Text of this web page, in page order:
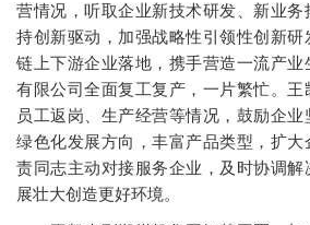
营情况，听取企业新技术研发、新业务
持创新驱动，加强战略性引领性创新研
链上下游企业落地，携手营造一流产
有限公司全面复工复产，一片繁忙。
员工返岗、生产经营等情况，鼓励企业
绿色化发展方向，丰富产品类型，扩大
责同志主动对接服务企业，及时协调
展壮大创造更好环境。